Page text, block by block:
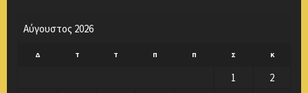
Αύγουστος 2026
Δ Τ Τ Π Π Σ Κ
1
2